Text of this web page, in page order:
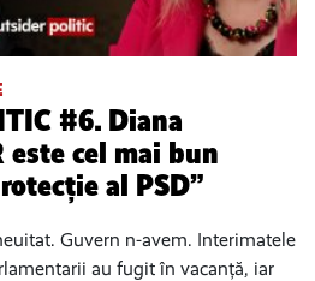
#6. Diana
este cel mai bun
al PSD”
Guvern n-avem. Interimatele
au fugit în vacanță, iar